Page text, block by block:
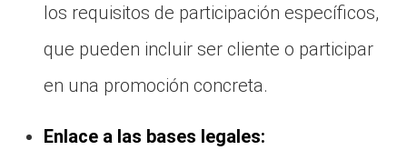
los requisitos de participación específicos,
que pueden incluir ser cliente o participar
en una promoción concreta.
Enlace a las bases legales: